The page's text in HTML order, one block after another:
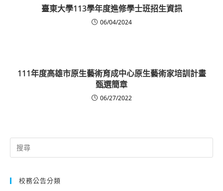
臺東大學113學年度進修學士班招生資訊
06/04/2024
111年度高雄市原生藝術育成中心原生藝術家培訓計畫
甄選簡章
06/27/2022
Search
for:
校務公告分類